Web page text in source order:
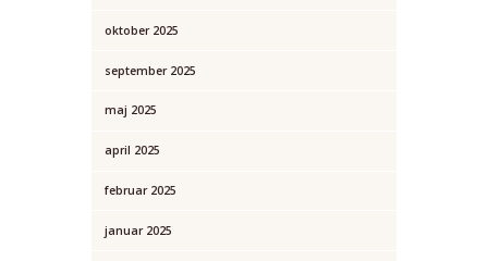
oktober 2025
september 2025
maj 2025
april 2025
februar 2025
januar 2025